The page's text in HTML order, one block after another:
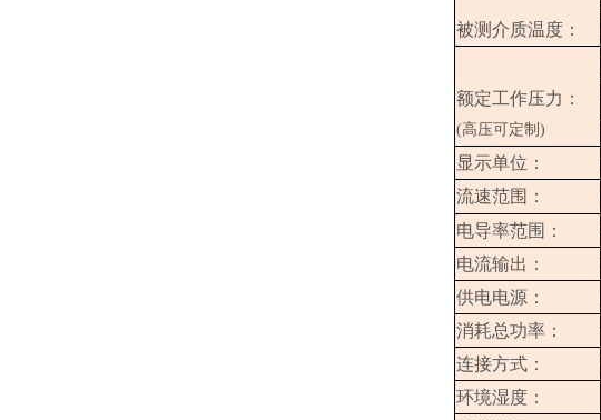
被测介质温度：
额定工作压力：
(高压可定制)
显示单位：
流速范围：
电导率范围：
电流输出：
供电电源：
消耗总功率：
连接方式：
环境湿度：